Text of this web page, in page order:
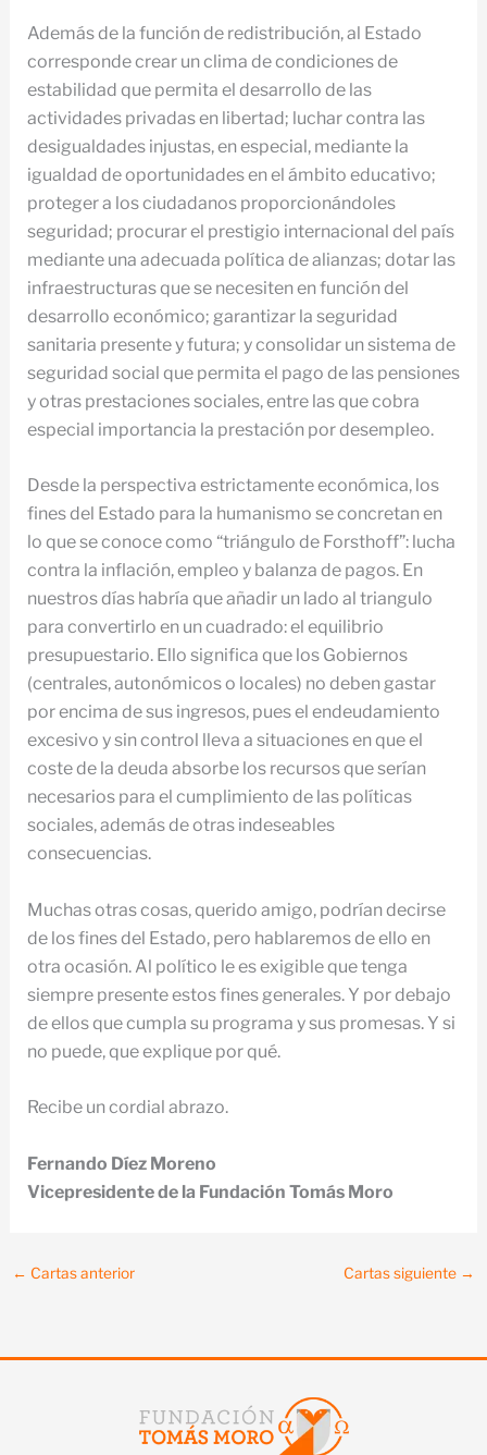
Además de la función de redistribución, al Estado
corresponde crear un clima de condiciones de
estabilidad que permita el desarrollo de las
actividades privadas en libertad; luchar contra las
desigualdades injustas, en especial, mediante la
igualdad de oportunidades en el ámbito educativo;
proteger a los ciudadanos proporcionándoles
seguridad; procurar el prestigio internacional del país
mediante una adecuada política de alianzas; dotar las
infraestructuras que se necesiten en función del
desarrollo económico; garantizar la seguridad
sanitaria presente y futura; y consolidar un sistema de
seguridad social que permita el pago de las pensiones
y otras prestaciones sociales, entre las que cobra
especial importancia la prestación por desempleo.
Desde la perspectiva estrictamente económica, los
fines del Estado para la humanismo se concretan en
lo que se conoce como “triángulo de Forsthoff”: lucha
contra la inflación, empleo y balanza de pagos. En
nuestros días habría que añadir un lado al triangulo
para convertirlo en un cuadrado: el equilibrio
presupuestario. Ello significa que los Gobiernos
(centrales, autonómicos o locales) no deben gastar
por encima de sus ingresos, pues el endeudamiento
excesivo y sin control lleva a situaciones en que el
coste de la deuda absorbe los recursos que serían
necesarios para el cumplimiento de las políticas
sociales, además de otras indeseables
consecuencias.
Muchas otras cosas, querido amigo, podrían decirse
de los fines del Estado, pero hablaremos de ello en
otra ocasión. Al político le es exigible que tenga
siempre presente estos fines generales. Y por debajo
de ellos que cumpla su programa y sus promesas. Y si
no puede, que explique por qué.
Recibe un cordial abrazo.
Fernando Díez Moreno
Vicepresidente de la Fundación Tomás Moro
← Cartas anterior Cartas siguiente →